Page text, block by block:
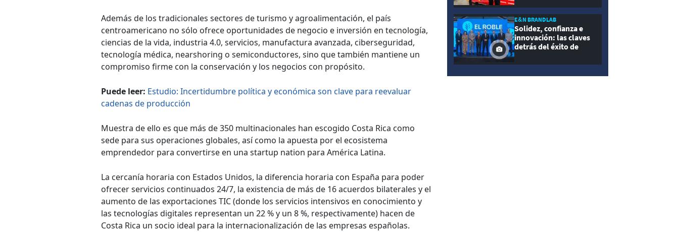
Además de los tradicionales sectores de turismo y agroalimentación, el país
centroamericano no sólo ofrece oportunidades de negocio e inversión en tecnología,
ciencias de la vida, industria 4.0, servicios, manufactura avanzada, ciberseguridad,
tecnología médica, nearshoring o semiconductores, sino que también mantiene un
compromiso firme con la conservación y los negocios con propósito.
Puede leer: Estudio: Incertidumbre política y económica son clave para reevaluar
cadenas de producción
Muestra de ello es que más de 350 multinacionales han escogido Costa Rica como
sede para sus operaciones globales, así como la apuesta por el ecosistema
emprendedor para convertirse en una startup nation para América Latina.
La cercanía horaria con Estados Unidos, la diferencia horaria con España para poder
ofrecer servicios continuados 24/7, la existencia de más de 16 acuerdos bilaterales y el
aumento de las exportaciones TIC (donde los servicios intensivos en conocimiento y
las tecnologías digitales representan un 22 % y un 8 %, respectivamente) hacen de
Costa Rica un socio ideal para la internacionalización de las empresas españolas.
E&N BRANDLAB
Solidez, confianza e
innovación: las claves
detrás del éxito de
Seguros El Roble